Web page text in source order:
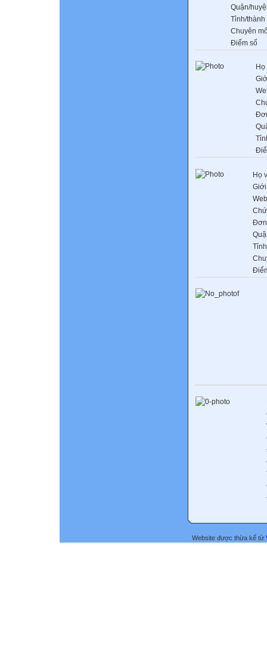
Quận/
Tỉnh/thành
Chuyên
Điểm số
Họ
Website được thừa kế từ